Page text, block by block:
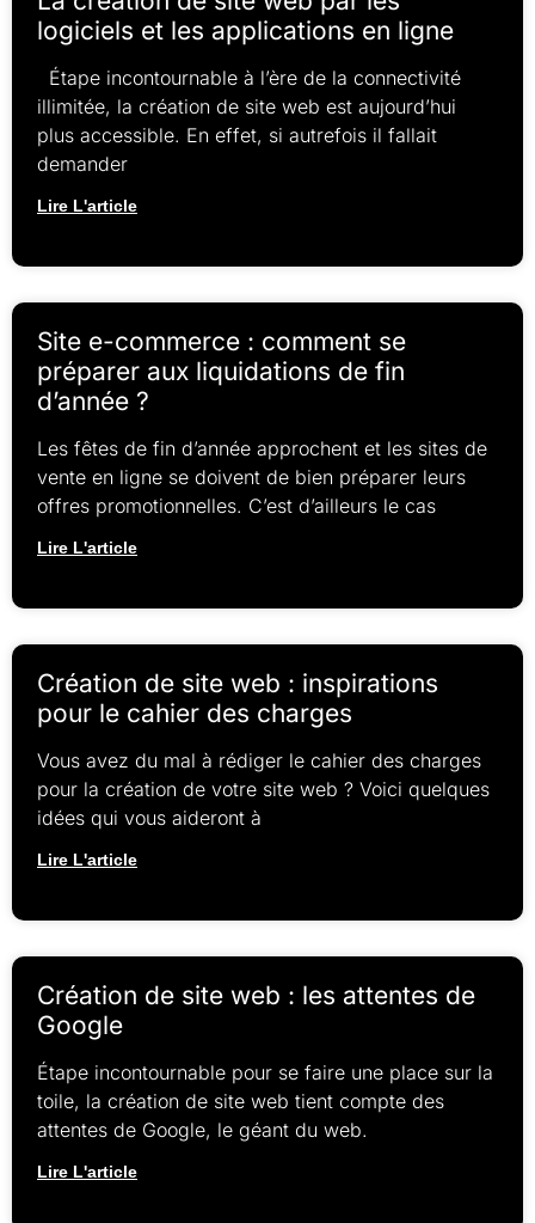
logiciels et les applications en ligne
Étape incontournable à l’ère de la connectivité
illimitée, la création de site web est aujourd’hui
plus accessible. En effet, si autrefois il fallait
demander
Lire L'article
Site e-commerce : comment se
préparer aux liquidations de fin
d’année ?
Les fêtes de fin d’année approchent et les sites de
vente en ligne se doivent de bien préparer leurs
offres promotionnelles. C’est d’ailleurs le cas
Lire L'article
Création de site web : inspirations
pour le cahier des charges
Vous avez du mal à rédiger le cahier des charges
pour la création de votre site web ? Voici quelques
idées qui vous aideront à
Lire L'article
Création de site web : les attentes de
Google
Étape incontournable pour se faire une place sur la
toile, la création de site web tient compte des
attentes de Google, le géant du web.
Lire L'article